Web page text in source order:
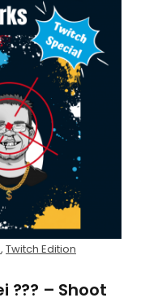
, Twitch Edition
??? – Shoot